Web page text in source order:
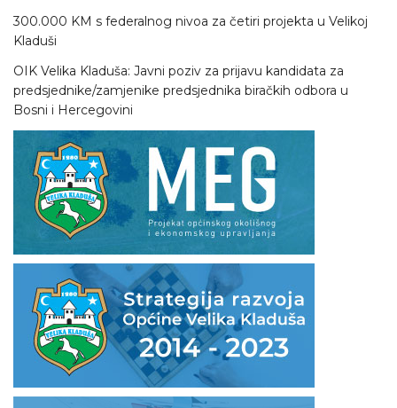
300.000 KM s federalnog nivoa za četiri projekta u Velikoj
Kladuši
OIK Velika Kladuša: Javni poziv za prijavu kandidata za
predsjednike/zamjenike predsjednika biračkih odbora u
Bosni i Hercegovini